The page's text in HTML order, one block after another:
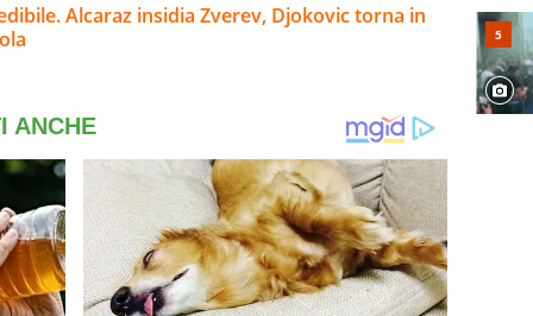
Alcaraz insidia Zverev, Djokovic torna in